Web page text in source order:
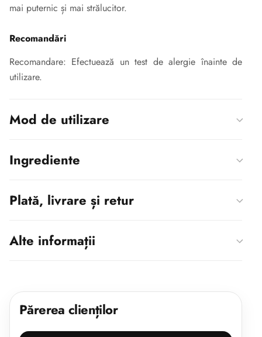
mai puternic și mai strălucitor.
Recomandări
Recomandare: Efectuează un test de alergie înainte de
utilizare.
Mod de utilizare
Ingrediente
Plată, livrare și retur
Alte informații
Părerea clienților